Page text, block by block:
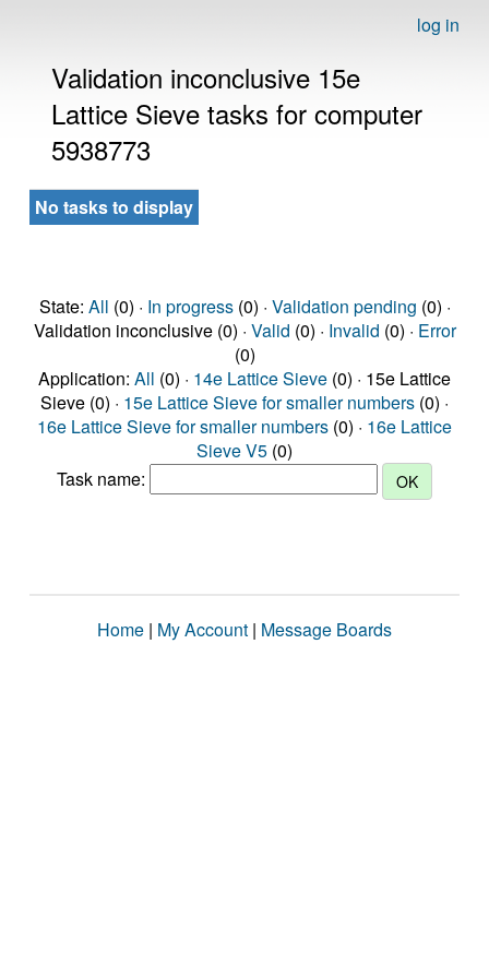
log in
Validation inconclusive 15e
Lattice Sieve tasks for computer
5938773
No tasks to display
State: All (0) · In progress(0) · Validation pending (0) ·
Validation inconclusive (0) · Valid (0) · Invalid (0) · Error
(0)
Application: All (0) · 14e Lattice Sieve (0) · 15e Lattice
Sieve (0) · 15e Lattice Sieve for smaller numbers (0) ·
16e Lattice Sieve for smaller numbers (0) · 16e Lattice
Sieve V5 (0)
Task name:
Home | My Account | Message Boards